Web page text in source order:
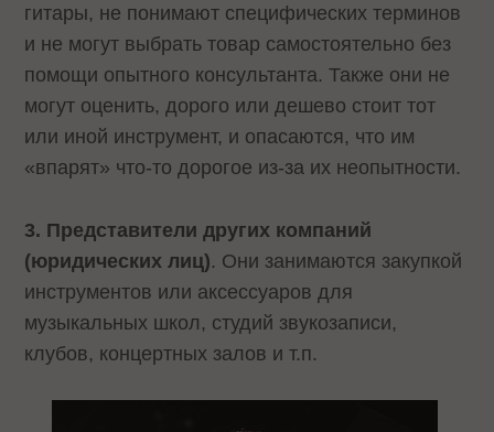
гитары, не понимают специфических терминов
и не могут выбрать товар самостоятельно без
помощи опытного консультанта. Также они не
могут оценить, дорого или дешево стоит тот
или иной инструмент, и опасаются, что им
«впарят» что-то дорогое из-за их неопытности.
3. Представители других компаний
(юридических лиц). Они занимаются закупкой
инструментов или аксессуаров для
музыкальных школ, студий звукозаписи,
клубов, концертных залов и т.п.